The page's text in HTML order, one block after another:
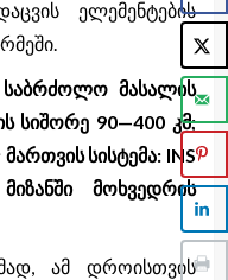
ელემენტების
მასალის
სიშორე 90—400 კმ;
სისტემა: INS
მოხვედრის
ამ დროისთვის